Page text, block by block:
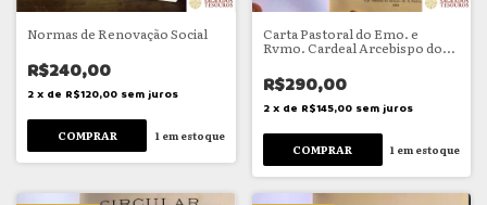
Normas de Renovação Social
R$240,00
2 x de R$120,00 sem juros
1 em estoque
Carta Pastoral do Emo. e
Rvmo. Cardeal Arcebispo do
R$290,00
2 x de R$145,00 sem juros
1 em estoque